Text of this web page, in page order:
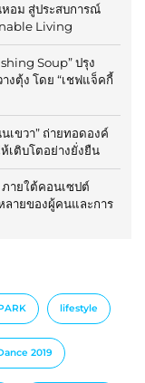
อม สู่ประสบการณ์
Living
Soup” ปรุง
งตุ้ง โดย “เชฟแจ็คกี้
เขวา” ถ่ายทอดองค์
เติบโตอย่างยั่งยืน
ายใต้คอนเซปต์
ลายของผู้คนและการ
lifestyle
2019